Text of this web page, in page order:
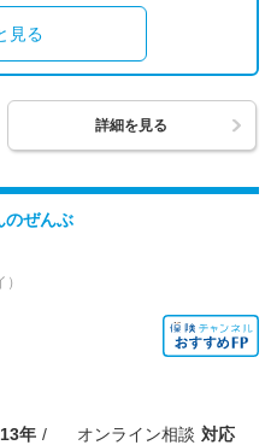
見る
詳細を見る
のぜんぶ
13年 オンライン相談 対応